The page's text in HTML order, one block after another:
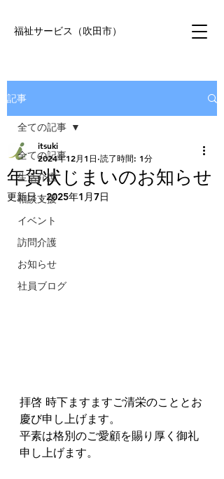
福祉サービス（吹田市）
記事
全ての記事
生活介護
相談支援
イベント
訪問介護
お知らせ
社員ブログ
全ての記事
年賀状じまいのお知らせ
itsuki
2024年12月1日 読了時間: 1分
更新日：2025年1月7日
拝啓 時下ますますご清栄のこととお
慶び申し上げます。
平素は格別のご愛顧を賜り厚く御礼
申し上げます。